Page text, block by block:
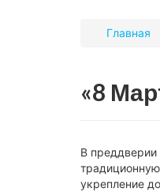
Главная
«8
В
укрепление